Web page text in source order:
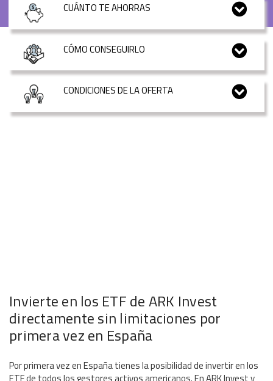
CUÁNTO TE AHORRAS
CÓMO CONSEGUIRLO
CONDICIONES DE LA OFERTA
Invierte en los ETF de ARK Invest
directamente sin limitaciones por
primera vez en España
Por primera vez en España tienes la posibilidad de invertir en los